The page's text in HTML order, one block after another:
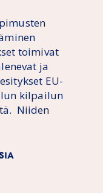
toimivat
ja
EU-
kilpailun
Niiden